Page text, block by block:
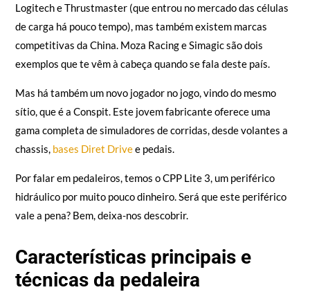
Logitech e Thrustmaster (que entrou no mercado das células
de carga há pouco tempo), mas também existem marcas
competitivas da China. Moza Racing e Simagic são dois
exemplos que te vêm à cabeça quando se fala deste país.
Mas há também um novo jogador no jogo, vindo do mesmo
sítio, que é a Conspit. Este jovem fabricante oferece uma
gama completa de simuladores de corridas, desde volantes a
chassis, bases Diret Drivee pedais.
Por falar em pedaleiros, temos o CPP Lite 3, um periférico
hidráulico por muito pouco dinheiro. Será que este periférico
vale a pena? Bem, deixa-nos descobrir.
Características principais e
técnicas da pedaleira